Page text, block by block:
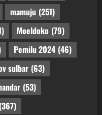
mamuju (251)
Moeldoko (79)
Pemilu 2024 (46)
sulbar (63)
(53)
(367)